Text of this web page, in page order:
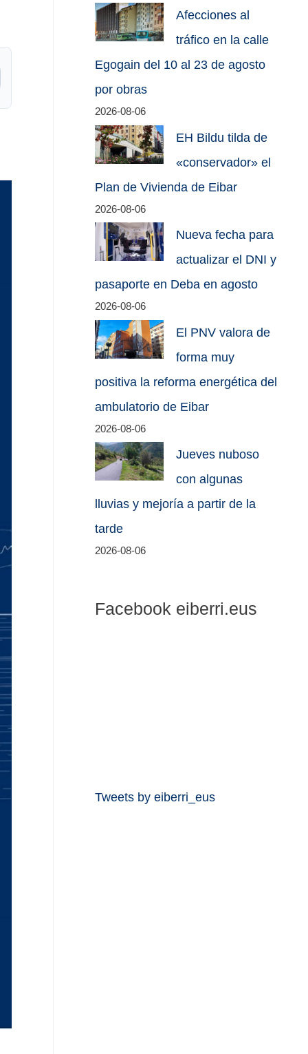
Afecciones al
tráfico en la calle
Egogain del 10 al 23 de agosto
por obras
2026-08-06
EH Bildu tilda de
«conservador» el
Plan de Vivienda de Eibar
2026-08-06
Nueva fecha para
actualizar el DNI y
pasaporte en Deba en agosto
2026-08-06
El PNV valora de
forma muy
positiva la reforma energética del
ambulatorio de Eibar
2026-08-06
Jueves nuboso
con algunas
lluvias y mejoría a partir de la
tarde
2026-08-06
Facebook eiberri.eus
Tweets by eiberri_eus